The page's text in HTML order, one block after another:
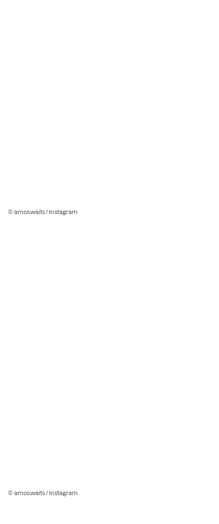
© amos.waits / Instagram
© amos.waits / Instagram